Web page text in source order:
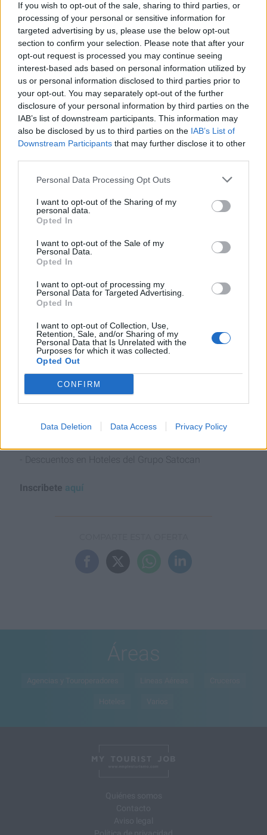
If you wish to opt-out of the sale, sharing to third parties, or
processing of your personal or sensitive information for
targeted advertising by us, please use the below opt-out
section to confirm your selection. Please note that after your
opt-out request is processed you may continue seeing
interest-based ads based on personal information utilized by
us or personal information disclosed to third parties prior to
your opt-out. You may separately opt-out of the further
disclosure of your personal information by third parties on the
IAB’s list of downstream participants. This information may
also be disclosed by us to third parties on the IAB’s List of
Downstream Participants that may further disclose it to other
Personal Data Processing Opt Outs
I want to opt-out of the Sharing of my
personal data.
Opted In
I want to opt-out of the Sale of my
Personal Data.
Opted In
I want to opt-out of processing my
Personal Data for Targeted Advertising.
Opted In
I want to opt-out of Collection, Use,
Retention, Sale, and/or Sharing of my
Personal Data that Is Unrelated with the
Purposes for which it was collected.
Opted Out
CONFIRM
Data Deletion Data Access Privacy Policy
- Experiencia previa de 1 año realizando funciones de
limpieza en hoteles de categoría similar (4 y 5
estrellas).
- Para esta ocasión es indispensable disponer de
carnet de conducir y vehículo propio (recuerda que el
hotel no es accesible al transporte público).
detalle.
Además, queremos decirte lo que te podemos
aportar:
- Turno de mañana.
- Jornada completa (40 h/s)
- Salario competitivo 1961,56 € brutos mensuales
- Contrato temporal con posibilidad de continuidad
proactivo con ganas de mejorar
- Descuentos en Hoteles del Grupo Satocan
Inscribete aquí
Estamos de vacaciones durante
el mes de agosto.Volvemos el 1
de septiembre.